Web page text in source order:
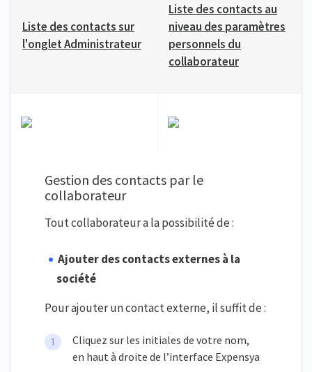
Liste des contacts sur
l'onglet Administrateur
Liste des contacts au
niveau des paramètres
personnels du
collaborateur
Gestion des contacts par le
collaborateur
Tout collaborateur a la possibilité de :
Ajouter des contacts externes à la
société
Pour ajouter un contact externe, il suffit de :
Cliquez sur les initiales de votre nom,
en haut à droite de l’interface Expensya